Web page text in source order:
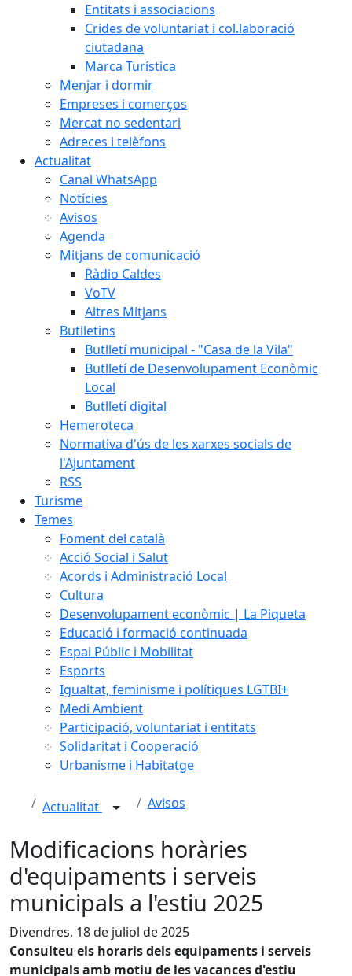
Entitats i associacions
Crides de voluntariat i col.laboració
ciutadana
Marca Turística
Menjar i dormir
Empreses i comerços
Mercat no sedentari
Adreces i telèfons
Actualitat
Canal WhatsApp
Notícies
Avisos
Agenda
Mitjans de comunicació
Ràdio Caldes
VoTV
Altres Mitjans
Butlletins
Butlletí municipal - "Casa de la Vila"
Butlletí de Desenvolupament Econòmic
Local
Butlletí digital
Hemeroteca
Normativa d'ús de les xarxes socials de
l'Ajuntament
RSS
Turisme
Temes
Foment del català
Acció Social i Salut
Acords i Administració Local
Cultura
Desenvolupament econòmic | La Piqueta
Educació i formació continuada
Espai Públic i Mobilitat
Esports
Igualtat, feminisme i polítiques LGTBI+
Medi Ambient
Participació, voluntariat i entitats
Solidaritat i Cooperació
Urbanisme i Habitatge
Actualitat Avisos
Modificacions horàries
d'equipaments i serveis
municipals a l'estiu 2025
Divendres, 18 de juliol de 2025
Consulteu els horaris dels equipaments i serveis
municipals amb motiu de les vacances d'estiu